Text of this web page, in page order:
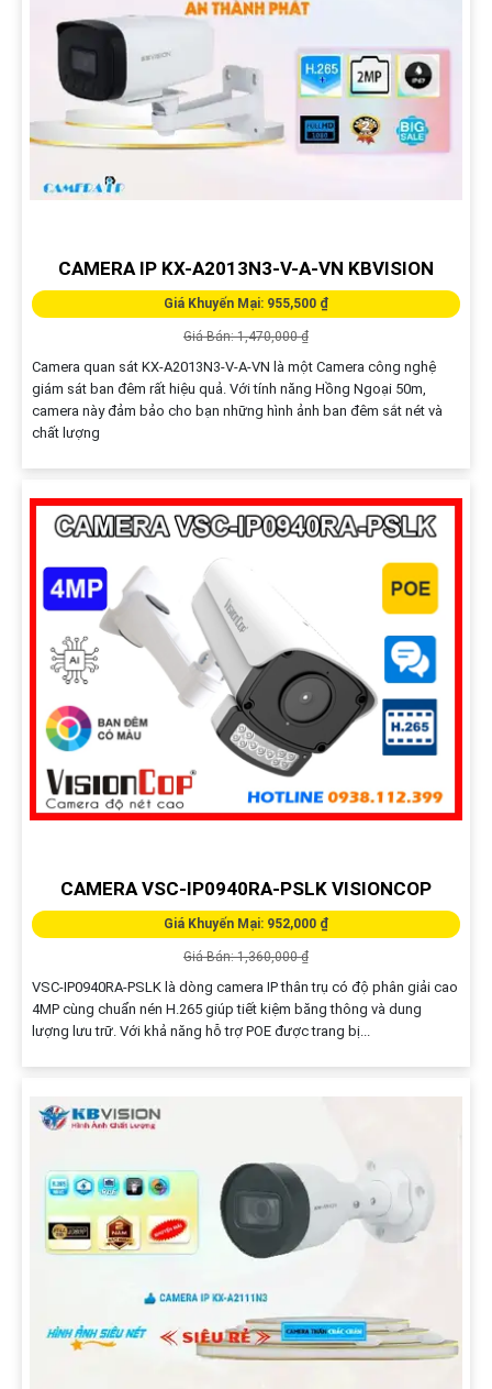
CAMERA IP KX-A2013N3-V-A-VN KBVISION
Giá Khuyến Mại: 955,500 ₫
Giá Bán: 1,470,000 ₫
Camera quan sát KX-A2013N3-V-A-VN là một Camera công nghệ
giám sát ban đêm rất hiệu quả. Với tính năng Hồng Ngoại 50m,
camera này đảm bảo cho bạn những hình ảnh ban đêm sắt nét và
chất lượng
CAMERA VSC-IP0940RA-PSLK VISIONCOP
Giá Khuyến Mại: 952,000 ₫
Giá Bán: 1,360,000 ₫
VSC-IP0940RA-PSLK là dòng camera IP thân trụ có độ phân giải cao
4MP cùng chuẩn nén H.265 giúp tiết kiệm băng thông và dung
lượng lưu trữ. Với khả năng hỗ trợ POE được trang bị...